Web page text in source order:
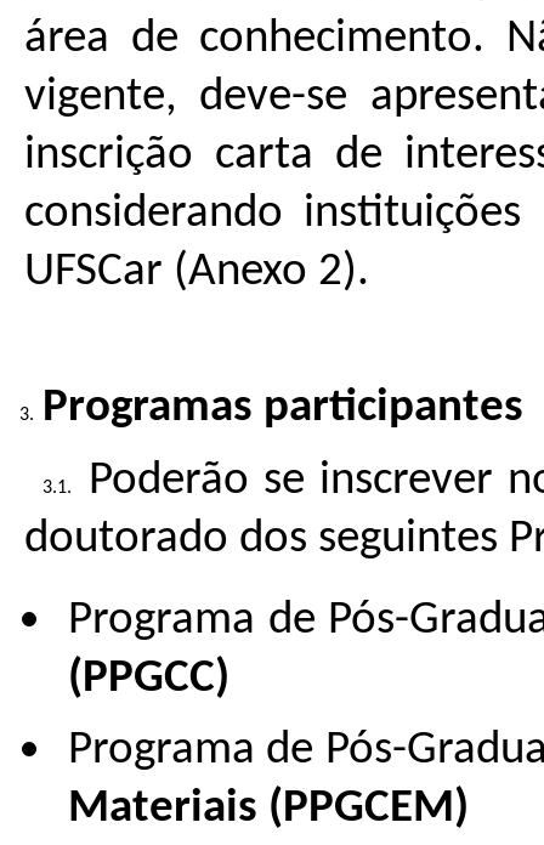
área de conhecimento.
vigente, deve-se
inscrição carta de
considerando
UFSCar (Anexo 2).
Programas participantes
Poderão se inscrever
doutorado dos seguintes
Programa de Pós-
(PPGCC)
Programa de Pós-
Materiais (PPGCEM)